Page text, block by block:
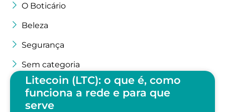
O Boticário
Beleza
Segurança
Sem categoria
Litecoin (LTC): o que é, como
funciona a rede e para que
serve